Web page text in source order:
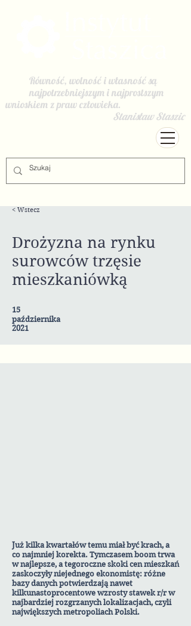
Równość, wolność i własność są
najpotrzebniejszym i najprostszym
wnioskiem z praw człowieka.
Stanisław Staszic
< Wstecz
Drożyzna na rynku
surowców trzęsie
mieszkaniówką
15
października
2021
Już kilka kwartałów temu miał być krach, a
co najmniej korekta. Tymczasem boom trwa
w najlepsze, a tegoroczne skoki cen mieszkań
zaskoczyły niejednego ekonomistę: różne
bazy danych potwierdzają nawet
kilkunastoprocentowe wzrosty stawek r/r w
najbardziej rozgrzanych lokalizacjach, czyli
największych metropoliach Polski.